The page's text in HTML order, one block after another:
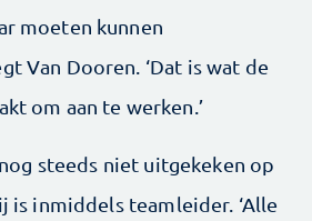
moeten kunnen
Van Dooren. ‘Dat is wat de
om aan te werken.’
steeds niet uitgekeken op
is inmiddels teamleider. ‘Alle